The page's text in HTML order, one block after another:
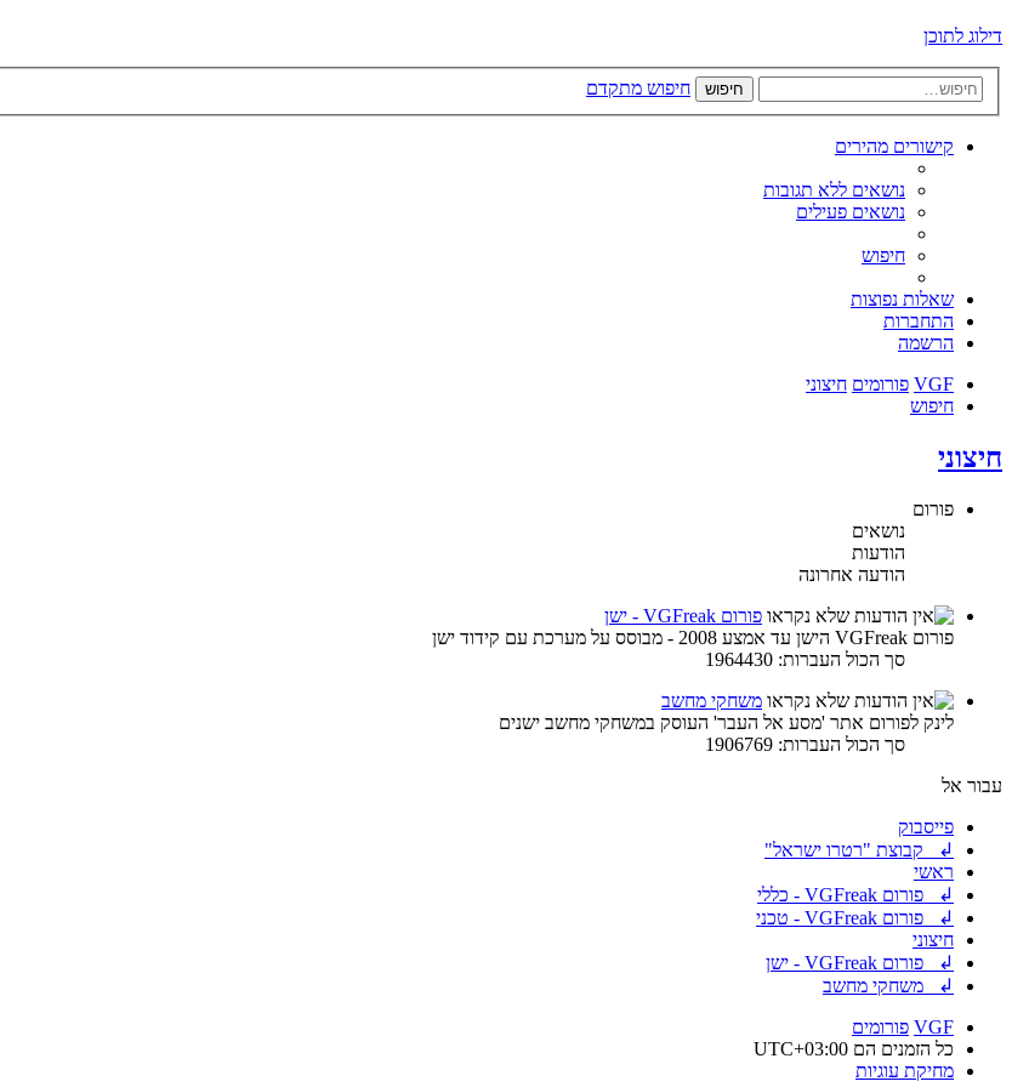
דילוג לתוכן
חיפוש חיפוש מתקדם
קישורים מהירים
נושאים ללא תגובות
נושאים פעילים
חיפוש
שאלות נפוצות
התחברות
הרשמה
VGF פורומים חיצוני
חיפוש
חיצוני
פורום
נושאים
הודעות
הודעה אחרונה
פורום VGFreak - ישן
פורום VGFreak הישן עד אמצע 2008 - מבוסס על מערכת עם קידוד ישן
סך הכול העברות: 1964430
משחקי מחשב
לינק לפורום אתר 'מסע אל העבר' העוסק במשחקי מחשב ישנים
סך הכול העברות: 1906769
עבור אל
פייסבוק
↲ קבוצת "רטרו ישראל"
ראשי
↲ פורום VGFreak - כללי
↲ פורום VGFreak - טכני
חיצוני
↲ פורום VGFreak - ישן
↲ משחקי מחשב
VGF פורומים
כל הזמנים הם UTC+03:00
מחיקת עוגיות